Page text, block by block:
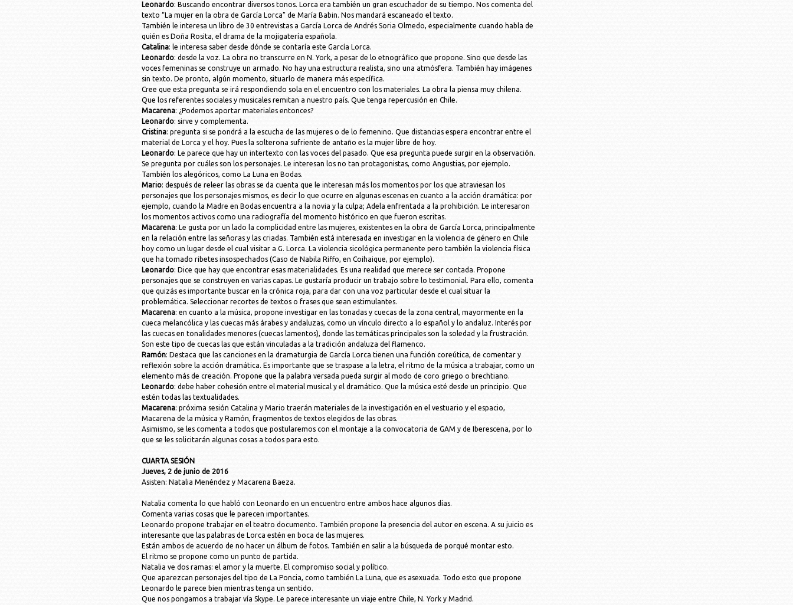
Leonardo: Buscando encontrar diversos tonos. Lorca era también un gran escuchador de su tiempo. Nos comenta del
texto “La mujer en la obra de García Lorca” de María Babin. Nos mandará escaneado el texto.
También le interesa un libro de 30 entrevistas a García Lorca de Andrés Soria Olmedo, especialmente cuando habla de
quién es Doña Rosita, el drama de la mojigatería española.
Catalina: le interesa saber desde dónde se contaría este García Lorca.
Leonardo: desde la voz. La obra no transcurre en N. York, a pesar de lo etnográfico que propone. Sino que desde las
voces femeninas se construye un armado. No hay una estructura realista, sino una atmósfera. También hay imágenes
sin texto. De pronto, algún momento, situarlo de manera más específica.
Cree que esta pregunta se irá respondiendo sola en el encuentro con los materiales. La obra la piensa muy chilena.
Que los referentes sociales y musicales remitan a nuestro país. Que tenga repercusión en Chile.
Macarena: ¿Podemos aportar materiales entonces?
Leonardo: sirve y complementa.
Cristina: pregunta si se pondrá a la escucha de las mujeres o de lo femenino. Que distancias espera encontrar entre el
material de Lorca y el hoy. Pues la solterona sufriente de antaño es la mujer libre de hoy.
Leonardo: Le parece que hay un intertexto con las voces del pasado. Que esa pregunta puede surgir en la observación.
Se pregunta por cuáles son los personajes. Le interesan los no tan protagonistas, como Angustias, por ejemplo.
También los alegóricos, como La Luna en Bodas.
Mario: después de releer las obras se da cuenta que le interesan más los momentos por los que atraviesan los
personajes que los personajes mismos, es decir lo que ocurre en algunas escenas en cuanto a la acción dramática: por
ejemplo, cuando la Madre en Bodas encuentra a la novia y la culpa; Adela enfrentada a la prohibición. Le interesaron
los momentos activos como una radiografía del momento histórico en que fueron escritas.
Macarena: Le gusta por un lado la complicidad entre las mujeres, existentes en la obra de García Lorca, principalmente
en la relación entre las señoras y las criadas. También está interesada en investigar en la violencia de género en Chile
hoy como un lugar desde el cual visitar a G. Lorca. La violencia sicológica permanente pero también la violencia física
que ha tomado ribetes insospechados (Caso de Nabila Riffo, en Coihaique, por ejemplo).
Leonardo: Dice que hay que encontrar esas materialidades. Es una realidad que merece ser contada. Propone
personajes que se construyen en varias capas. Le gustaría producir un trabajo sobre lo testimonial. Para ello, comenta
que quizás es importante buscar en la crónica roja, para dar con una voz particular desde el cual situar la
problemática. Seleccionar recortes de textos o frases que sean estimulantes.
Macarena: en cuanto a la música, propone investigar en las tonadas y cuecas de la zona central, mayormente en la
cueca melancólica y las cuecas más árabes y andaluzas, como un vínculo directo a lo español y lo andaluz. Interés por
las cuecas en tonalidades menores (cuecas lamentos), donde las temáticas principales son la soledad y la frustración.
Son este tipo de cuecas las que están vinculadas a la tradición andaluza del flamenco.
Ramón: Destaca que las canciones en la dramaturgia de García Lorca tienen una función coreútica, de comentar y
reflexión sobre la acción dramática. Es importante que se traspase a la letra, el ritmo de la música a trabajar, como un
elemento más de creación. Propone que la palabra versada pueda surgir al modo de coro griego o brechtiano.
Leonardo: debe haber cohesión entre el material musical y el dramático. Que la música esté desde un principio. Que
estén todas las textualidades.
Macarena: próxima sesión Catalina y Mario traerán materiales de la investigación en el vestuario y el espacio,
Macarena de la música y Ramón, fragmentos de textos elegidos de las obras.
Asimismo, se les comenta a todos que postularemos con el montaje a la convocatoria de GAM y de Iberescena, por lo
que se les solicitarán algunas cosas a todos para esto.
CUARTA SESIÓN
Jueves, 2 de junio de 2016
Asisten: Natalia Menéndez y Macarena Baeza.
Natalia comenta lo que habló con Leonardo en un encuentro entre ambos hace algunos días.
Comenta varias cosas que le parecen importantes.
Leonardo propone trabajar en el teatro documento. También propone la presencia del autor en escena. A su juicio es
interesante que las palabras de Lorca estén en boca de las mujeres.
Están ambos de acuerdo de no hacer un álbum de fotos. También en salir a la búsqueda de porqué montar esto.
El ritmo se propone como un punto de partida.
Natalia ve dos ramas: el amor y la muerte. El compromiso social y político.
Que aparezcan personajes del tipo de La Poncia, como también La Luna, que es asexuada. Todo esto que propone
Leonardo le parece bien mientras tenga un sentido.
Que nos pongamos a trabajar vía Skype. Le parece interesante un viaje entre Chile, N. York y Madrid.